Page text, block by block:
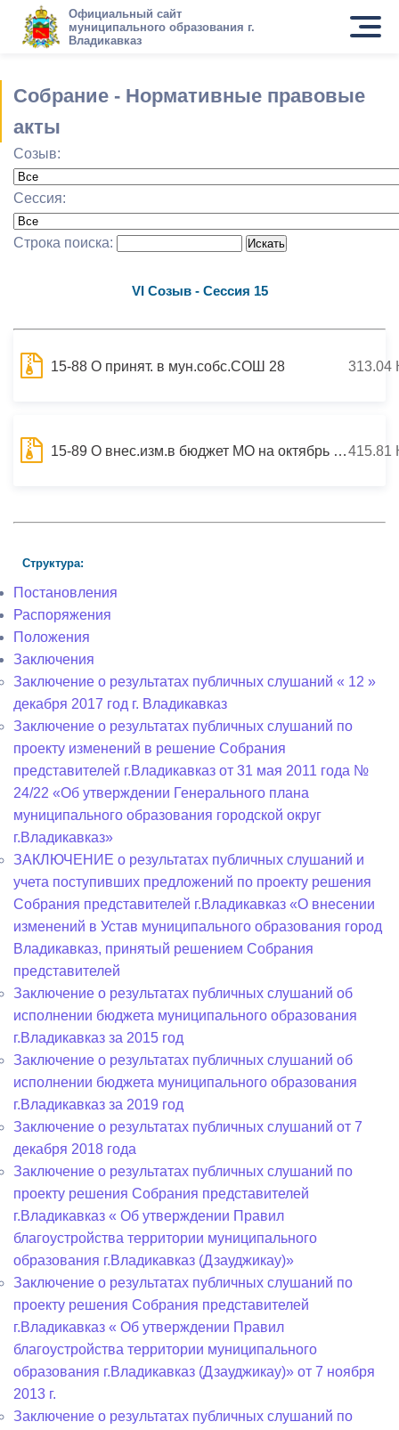
Официальный сайт
муниципального образования г.
Владикавказ
Собрание - Нормативные правовые
акты
Созыв:
Сессия:
Строка поиска:
VI Cозыв - Сессия 15
15-88 О принят. в мун.собс.СОШ 28 313.04
15-89 О внес.изм.в бюджет МО на октябрь 2015 года415.81
Структура:
Постановления
Распоряжения
Положения
Заключения
Заключение о результатах публичных слушаний « 12 »
декабря 2017 год г. Владикавказ
Заключение о результатах публичных слушаний по
проекту изменений в решение Собрания
представителей г.Владикавказ от 31 мая 2011 года №
24/22 «Об утверждении Генерального плана
муниципального образования городской округ
г.Владикавказ»
ЗАКЛЮЧЕНИЕ о результатах публичных слушаний и
учета поступивших предложений по проекту решения
Собрания представителей г.Владикавказ «О внесении
изменений в Устав муниципального образования город
Владикавказ, принятый решением Собрания
представителей
Заключение о результатах публичных слушаний об
исполнении бюджета муниципального образования
г.Владикавказ за 2015 год
Заключение о результатах публичных слушаний об
исполнении бюджета муниципального образования
г.Владикавказ за 2019 год
Заключение о результатах публичных слушаний от 7
декабря 2018 года
Заключение о результатах публичных слушаний по
проекту решения Собрания представителей
г.Владикавказ « Об утверждении Правил
благоустройства территории муниципального
образования г.Владикавказ (Дзауджикау)»
Заключение о результатах публичных слушаний по
проекту решения Собрания представителей
г.Владикавказ « Об утверждении Правил
благоустройства территории муниципального
образования г.Владикавказ (Дзауджикау)» от 7 ноября
2013 г.
Заключение о результатах публичных слушаний по